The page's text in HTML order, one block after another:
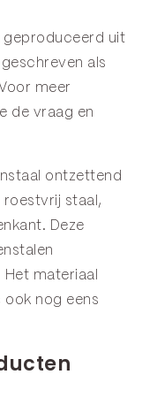
geproduceerd uit
als
meer
de vraag en
ontzettend
staal,
Deze
materiaal
ook nog eens